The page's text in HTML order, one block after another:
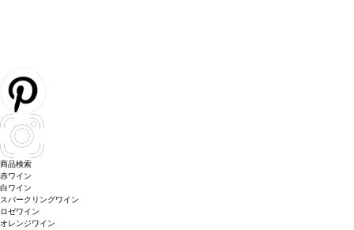
商品検索
赤ワイン
白ワイン
スパークリングワイン
ロゼワイン
オレンジワイン